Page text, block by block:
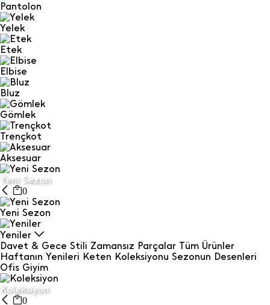
Pantolon
Yelek
Etek
Elbise
Bluz
Gömlek
Trençkot
Aksesuar
Yeni Sezon
0
Yeni Sezon
Yeniler
Davet & Gece Stili Zamansız Parçalar Tüm Ürünler
Haftanın Yenileri Keten Koleksiyonu Sezonun Desenleri
Ofis Giyim
Koleksiyon
0